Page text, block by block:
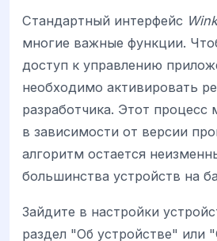
Стандартный интерфейс Wink
многие важные функции.
доступ к управлению
необходимо активировать
разработчика. Этот процесс
в зависимости от версии
алгоритм остается
большинства устройств на
Зайдите в настройки
раздел "Об устройстве" или